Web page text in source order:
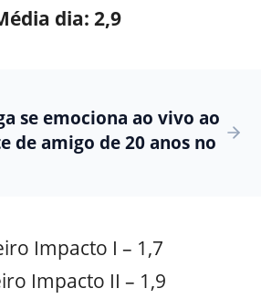
dia: 2,9
se emociona ao vivo ao
de amigo de 20 anos no
Impacto I – 1,7
Impacto II – 1,9